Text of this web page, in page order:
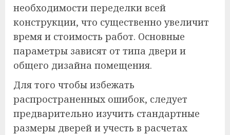
необходимости переделки всей
конструкции, что существенно увеличит
время и стоимость работ. Основные
параметры зависят от типа двери и
общего дизайна помещения.
Для того чтобы избежать
распространенных ошибок, следует
предварительно изучить стандартные
размеры дверей и учесть в расчетах